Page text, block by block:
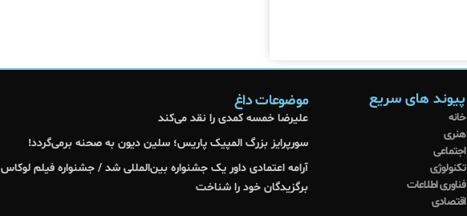
پیوند های سریع
خانه
هنری
اجتماعی
تکنولوژی
فناوری اطلاعات
اقتصادی
موضوعات داغ
علیرضا خمسه کمدی را نقد می‌کند
سورپرایز بزرگ المپیک پاریس؛ سلین دیون به صحنه برمی‌گردد!
آرامه اعتمادی داور یک جشنواره بین‌المللی شد / جشنواره فیلم لوکاس
برگزیدگان خود را شناخت